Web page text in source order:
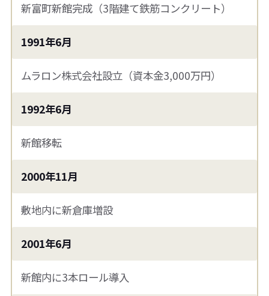
新富町新館完成（3階建て鉄筋コンクリート）
1991年6月
ムラロン株式会社設立（資本金3,000万円）
1992年6月
新館移転
2000年11月
敷地内に新倉庫増設
2001年6月
新館内に3本ロール導入